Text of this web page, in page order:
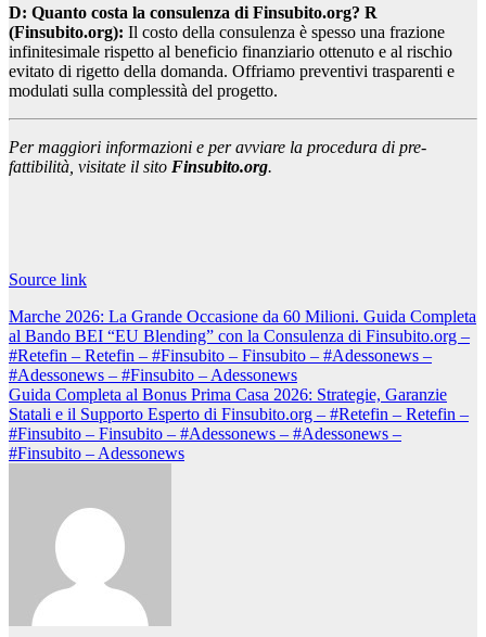
D: Quanto costa la consulenza di Finsubito.org? R
(Finsubito.org): Il costo della consulenza è spesso una frazione
infinitesimale rispetto al beneficio finanziario ottenuto e al rischio
evitato di rigetto della domanda. Offriamo preventivi trasparenti e
modulati sulla complessità del progetto.
Per maggiori informazioni e per avviare la procedura di pre-
fattibilità, visitate il sito Finsubito.org.
articoli
Source link
Navigazione
articoli
Marche 2026: La Grande Occasione da 60 Milioni. Guida Completa
al Bando BEI “EU Blending” con la Consulenza di Finsubito.org –
#Retefin – Retefin – #Finsubito – Finsubito – #Adessonews –
#Adessonews – #Finsubito – Adessonews
Guida Completa al Bonus Prima Casa 2026: Strategie, Garanzie
Statali e il Supporto Esperto di Finsubito.org – #Retefin – Retefin –
#Finsubito – Finsubito – #Adessonews – #Adessonews –
#Finsubito – Adessonews